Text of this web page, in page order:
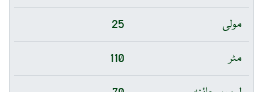
مولی
25
مٹر
110